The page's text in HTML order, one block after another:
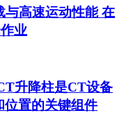
高速运动性能 在
业
升降柱是CT设备
位置的关键组件